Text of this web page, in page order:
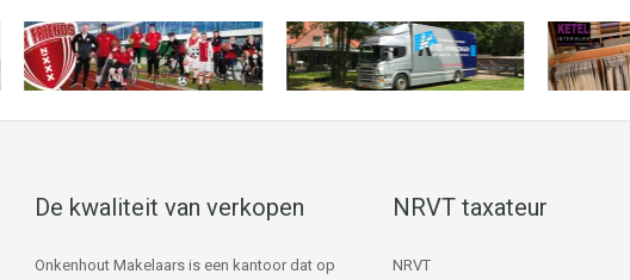
De kwaliteit van verkopen
Onkenhout Makelaars is een kantoor dat op
NRVT taxateur
NRVT